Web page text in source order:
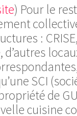
) Pour le
:
SCI
de
cuisine